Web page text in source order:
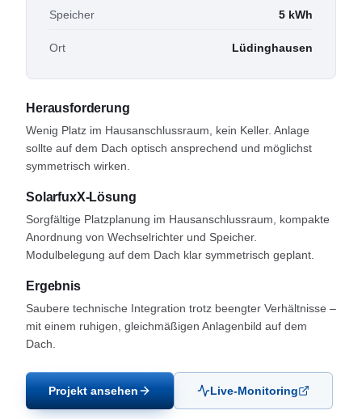
Speicher 5 kWh
Ort Lüdinghausen
Herausforderung
Wenig Platz im Hausanschlussraum, kein Keller. Anlage
sollte auf dem Dach optisch ansprechend und möglichst
symmetrisch wirken.
SolarfuxX-Lösung
Sorgfältige Platzplanung im Hausanschlussraum, kompakte
Anordnung von Wechselrichter und Speicher.
Modulbelegung auf dem Dach klar symmetrisch geplant.
Ergebnis
Saubere technische Integration trotz beengter Verhältnisse –
mit einem ruhigen, gleichmäßigen Anlagenbild auf dem
Dach.
Projekt ansehen Live-Monitoring